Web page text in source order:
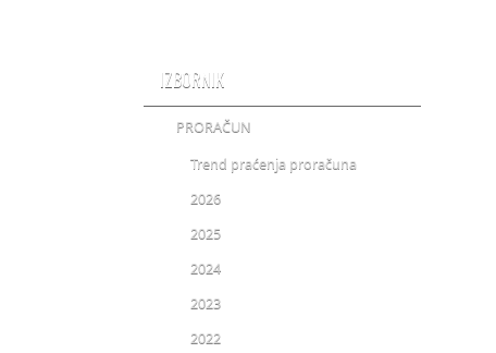
IZBORNIK
PRORAČUN
Trend praćenja proračuna
2026
2025
2024
2023
2022